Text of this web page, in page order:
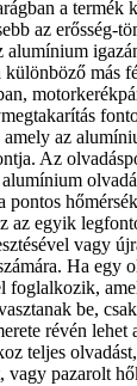
a termék
az erősség-
más
az
Az
az egyik
vagy
Ha egy
foglalkozik,
be,
révén lehet
teljes
vagy pazarolt